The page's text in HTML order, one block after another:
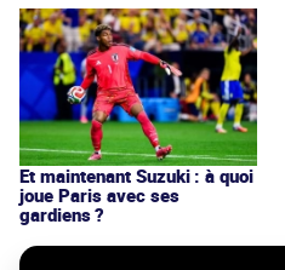
Et maintenant Suzuki : à quoi
joue Paris avec ses
gardiens ?